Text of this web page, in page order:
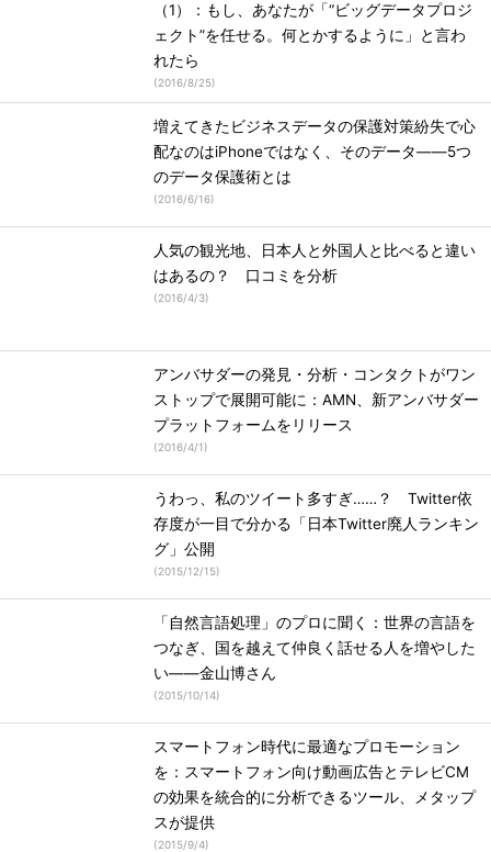
（1）：もし、あなたが「“ビッグデータプロジ
ェクト”を任せる。何とかするように」と言わ
れたら
(2016/8/25)
増えてきたビジネスデータの保護対策紛失で心
配なのはiPhoneではなく、そのデータ――5つ
のデータ保護術とは
(2016/6/16)
人気の観光地、日本人と外国人と比べると違い
はあるの？ 口コミを分析
(2016/4/3)
アンバサダーの発見・分析・コンタクトがワン
ストップで展開可能に：AMN、新アンバサダー
プラットフォームをリリース
(2016/4/1)
うわっ、私のツイート多すぎ……？ Twitter依
存度が一目で分かる「日本Twitter廃人ランキン
グ」公開
(2015/12/15)
「自然言語処理」のプロに聞く：世界の言語を
つなぎ、国を越えて仲良く話せる人を増やした
い――金山博さん
(2015/10/14)
スマートフォン時代に最適なプロモーション
を：スマートフォン向け動画広告とテレビCM
の効果を統合的に分析できるツール、メタップ
スが提供
(2015/9/4)